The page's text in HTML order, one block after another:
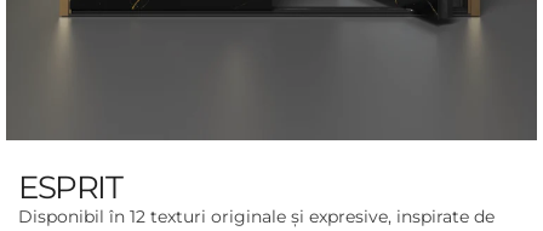
ESPRIT
Disponibil în 12 texturi originale și expresive, inspirate de